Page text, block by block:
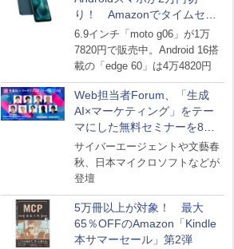
り！ Amazonでタイムセー
ル
6.9インチ「moto g06」が1万
7820円で販売中。Android 16搭
載の「edge 60」は4万4820円
Web担当者Forum、「生成
AI×マーケティング」をテー
マにした無料セミナーを8月
27日にオンライン開催
サイバーエージェントや文藝春
秋、日本マイクロソフトなどが
登壇
5万冊以上が対象！ 最大
65％OFFのAmazon「Kindle
本サマーセール」第2弾